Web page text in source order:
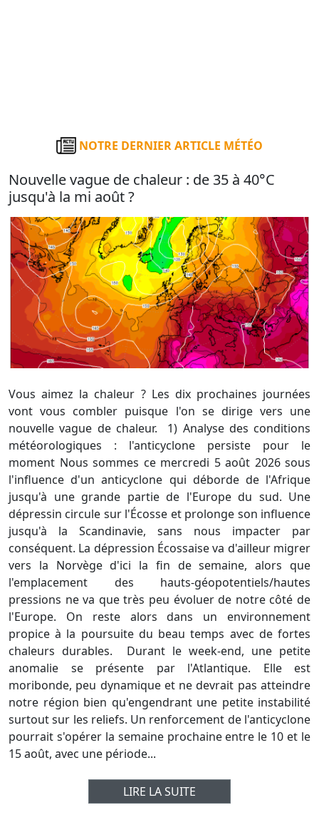
NOTRE DERNIER ARTICLE MÉTÉO
Nouvelle vague de chaleur : de 35 à 40°C
jusqu'à la mi août ?
Vous aimez la chaleur ? Les dix prochaines journées
vont vous combler puisque l'on se dirige vers une
nouvelle vague de chaleur. 1) Analyse des conditions
météorologiques : l'anticyclone persiste pour le
moment Nous sommes ce mercredi 5 août 2026 sous
l'influence d'un anticyclone qui déborde de l'Afrique
jusqu'à une grande partie de l'Europe du sud. Une
dépressin circule sur l'Écosse et prolonge son influence
jusqu'à la Scandinavie, sans nous impacter par
conséquent. La dépression Écossaise va d'ailleur migrer
vers la Norvège d'ici la fin de semaine, alors que
l'emplacement des hauts-géopotentiels/hautes
pressions ne va que très peu évoluer de notre côté de
l'Europe. On reste alors dans un environnement
propice à la poursuite du beau temps avec de fortes
chaleurs durables. Durant le week-end, une petite
anomalie se présente par l'Atlantique. Elle est
moribonde, peu dynamique et ne devrait pas atteindre
notre région bien qu'engendrant une petite instabilité
surtout sur les reliefs. Un renforcement de l'anticyclone
pourrait s'opérer la semaine prochaine entre le 10 et le
15 août, avec une période...
LIRE LA SUITE